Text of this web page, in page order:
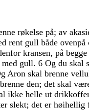
røkelse på; av
rent gull både ovenpå
kransen, på begge
med gull. 6 Og du skal
Aron skal brenne
brenne den; det skal
ikke helle ut
slekt; det er høihellig